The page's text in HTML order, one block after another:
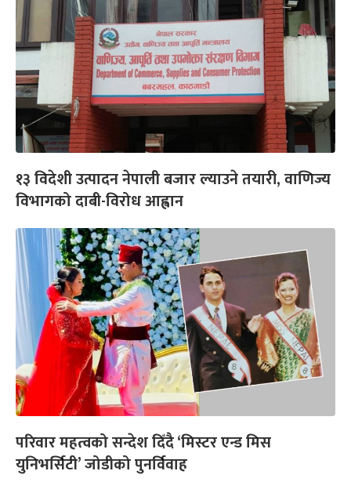
१३ विदेशी उत्पादन नेपाली बजार ल्याउने तयारी, वाणिज्य
विभागको दाबी-विरोध आह्वान
परिवार महत्वको सन्देश दिँदै ‘मिस्टर एन्ड मिस
युनिभर्सिटी’ जोडीको पुनर्विवाह